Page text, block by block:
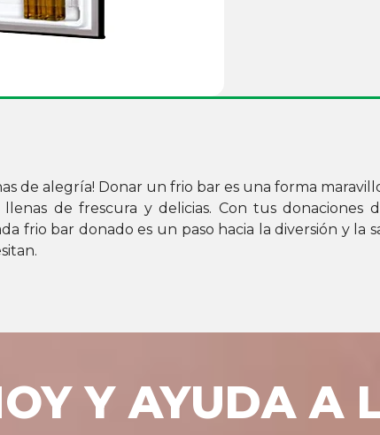
de alegría! Donar un frio bar es una forma
de frescura y delicias. Con tus
frio bar donado es un paso hacia la diversión y
Y AYUDA A